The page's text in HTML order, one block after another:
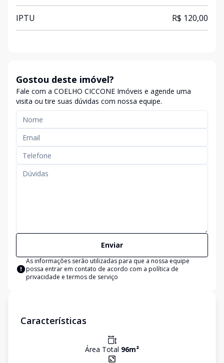
IPTU R$ 120,00
Gostou deste imóvel?
Fale com a COELHO CICCONE Imóveis e agende uma
visita ou tire suas dúvidas com nossa equipe.
Enviar
As informações serão utilizadas para que a nossa equipe
possa entrar em contato de acordo com a política de
privacidade e termos de serviço
Características
Área Total 96m²